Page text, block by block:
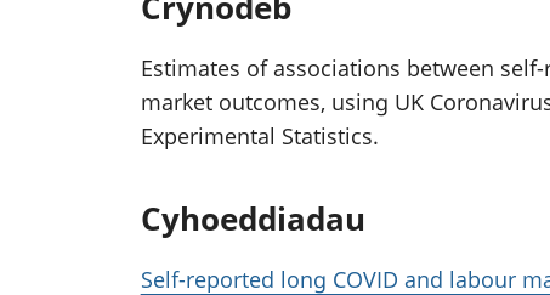
Estimates of associations between
market outcomes, using UK
Experimental Statistics.
Cyhoeddiadau
Self-reported long COVID and labour